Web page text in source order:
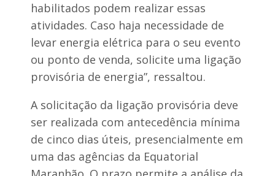
habilitados podem realizar essas
atividades. Caso haja necessidade de
levar energia elétrica para o seu evento
ou ponto de venda, solicite uma ligação
provisória de energia”, ressaltou.
A solicitação da ligação provisória deve
ser realizada com antecedência mínima
de cinco dias úteis, presencialmente em
uma das agências da Equatorial